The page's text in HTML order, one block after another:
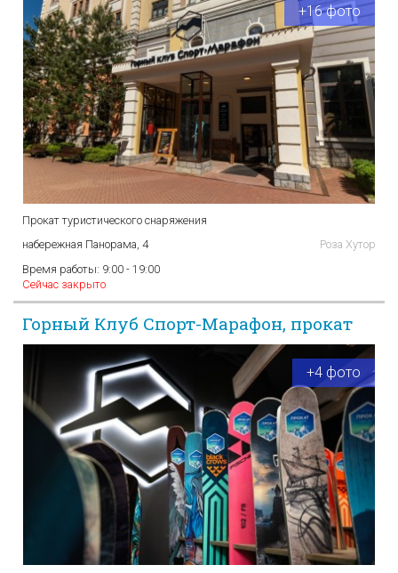
+16 фото
Прокат туристического снаряжения
набережная Панорама, 4
Роза Хутор
Время работы: 9:00 - 19:00
Сейчас закрыто
Горный Клуб Спорт-Марафон, прокат
+4 фото